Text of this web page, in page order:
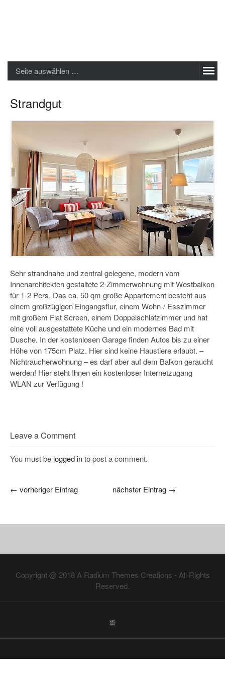
Seite auswählen …
Strandgut
Sehr strandnahe und zentral gelegene, modern vom
Innenarchitekten gestaltete 2-Zimmerwohnung mit Westbalkon
für 1-2 Pers. Das ca. 50 qm große Appartement besteht aus
einem großzügigen Eingangsflur, einem Wohn-/ Esszimmer
mit großem Flat Screen, einem Doppelschlafzimmer und hat
eine voll ausgestattete Küche und ein modernes Bad mit
Dusche. In der kostenlosen Garage finden Autos bis zu einer
Höhe von 175cm Platz. Hier sind keine Haustiere erlaubt. –
Nichtraucherwohnung – es darf aber auf dem Balkon geraucht
werden! Hier steht Ihnen ein kostenloser Internetzugang
WLAN zur Verfügung !
Leave a Comment
You must be logged into post a comment.
← vorheriger Eintrag nächster Eintrag →
Copyright @ 2018A Radium Themes Creations - All Rights
Reserved.